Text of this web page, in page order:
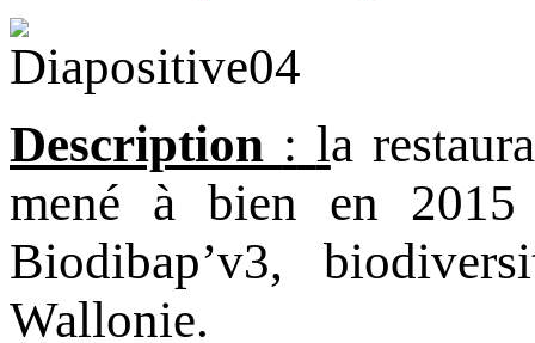
Description : la
mené à bien en
Biodibap’v3,
Wallonie.